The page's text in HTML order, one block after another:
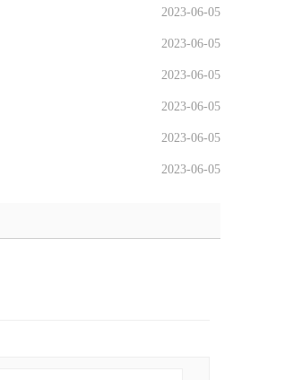
2023-06-05
2023-06-05
2023-06-05
2023-06-05
2023-06-05
2023-06-05